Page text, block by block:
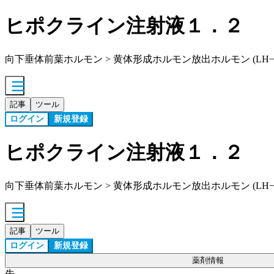
ヒポクライン注射液１．２
向下垂体前葉ホルモン > 黄体形成ホルモン放出ホルモン
記事 ツール
ログイン 新規登録
ヒポクライン注射液１．２
向下垂体前葉ホルモン > 黄体形成ホルモン放出ホルモン
記事 ツール
ログイン 新規登録
薬剤情報